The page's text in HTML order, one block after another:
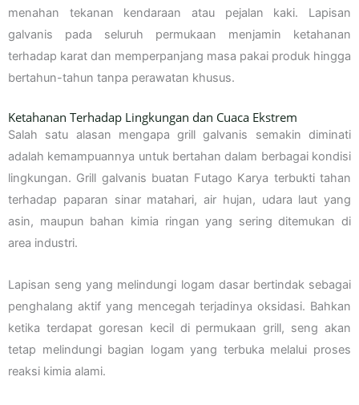
menahan tekanan kendaraan atau pejalan kaki. Lapisan
galvanis pada seluruh permukaan menjamin ketahanan
terhadap karat dan memperpanjang masa pakai produk hingga
bertahun-tahun tanpa perawatan khusus.
Ketahanan Terhadap Lingkungan dan Cuaca Ekstrem
Salah satu alasan mengapa grill galvanis semakin diminati
adalah kemampuannya untuk bertahan dalam berbagai kondisi
lingkungan. Grill galvanis buatan Futago Karya terbukti tahan
terhadap paparan sinar matahari, air hujan, udara laut yang
asin, maupun bahan kimia ringan yang sering ditemukan di
area industri.
Lapisan seng yang melindungi logam dasar bertindak sebagai
penghalang aktif yang mencegah terjadinya oksidasi. Bahkan
ketika terdapat goresan kecil di permukaan grill, seng akan
tetap melindungi bagian logam yang terbuka melalui proses
reaksi kimia alami.